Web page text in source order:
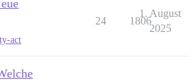
act
24 1806
1. August
2025